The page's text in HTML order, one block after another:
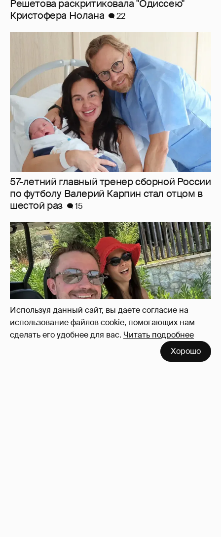
Используя данный сайт, вы даете согласие на
использование файлов cookie, помогающих нам
сделать его удобнее для вас. Читать подробнее
Хорошо
57-летний главный тренер сборной России
по футболу Валерий Карпин стал отцом в
шестой раз
15
"Мои любимые". Александр Петров
показал, как отдыхает с женой и сыном
7